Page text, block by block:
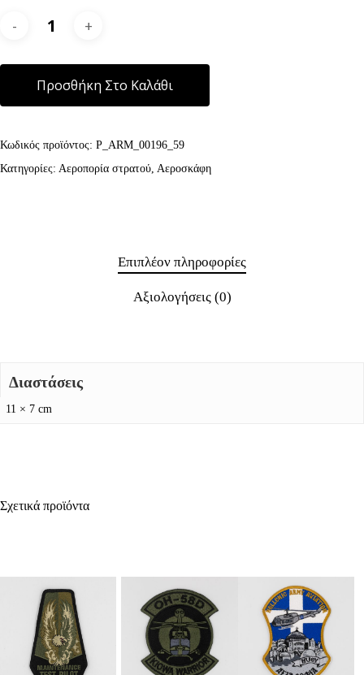
Προσθήκη Στο Καλάθι
Κωδικός προϊόντος: P_ARM_00196_59
Κατηγορίες: Αεροπορία στρατού, Αεροσκάφη
Επιπλέον πληροφορίες
Αξιολογήσεις (0)
Διαστάσεις
11 × 7 cm
Σχετικά προϊόντα